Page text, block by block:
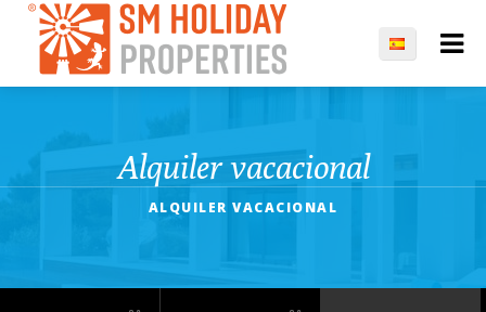
Alquiler vacacional
ALQUILER VACACIONAL